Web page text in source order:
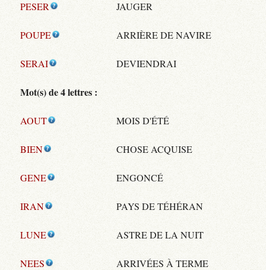
PESER JAUGER
POUPE ARRIÈRE DE NAVIRE
SERAI DEVIENDRAI
Mot(s) de 4 lettres :
AOUT MOIS D'ÉTÉ
BIEN CHOSE ACQUISE
GENE ENGONCÉ
IRAN PAYS DE TÉHÉRAN
LUNE ASTRE DE LA NUIT
NEES ARRIVÉES À TERME